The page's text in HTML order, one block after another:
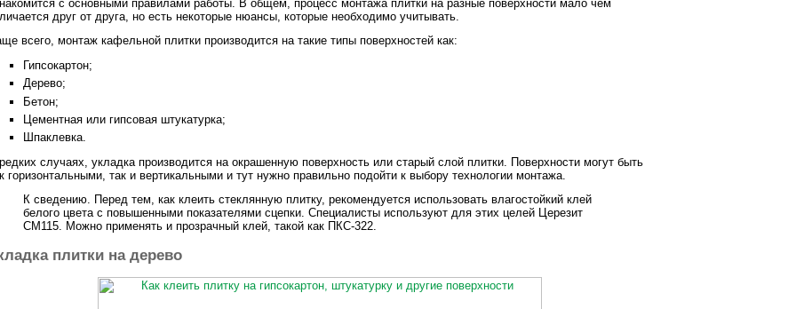
с основными правилами работы. В общем, процесс монтажа плитки на разные поверхности мало чем
друг от друга, но есть некоторые нюансы, которые необходимо учитывать.
всего, монтаж кафельной плитки производится на такие типы поверхностей как:
Гипсокартон;
Дерево;
Бетон;
Цементная или гипсовая штукатурка;
Шпаклевка.
случаях, укладка производится на окрашенную поверхность или старый слой плитки. Поверхности могут быть
горизонтальными, так и вертикальными и тут нужно правильно подойти к выбору технологии монтажа.
К сведению. Перед тем, как клеить стеклянную плитку, рекомендуется использовать влагостойкий клей
белого цвета с повышенными показателями сцепки. Специалисты используют для этих целей Церезит
СМ115. Можно применять и прозрачный клей, такой как ПКС-322.
плитки на дерево